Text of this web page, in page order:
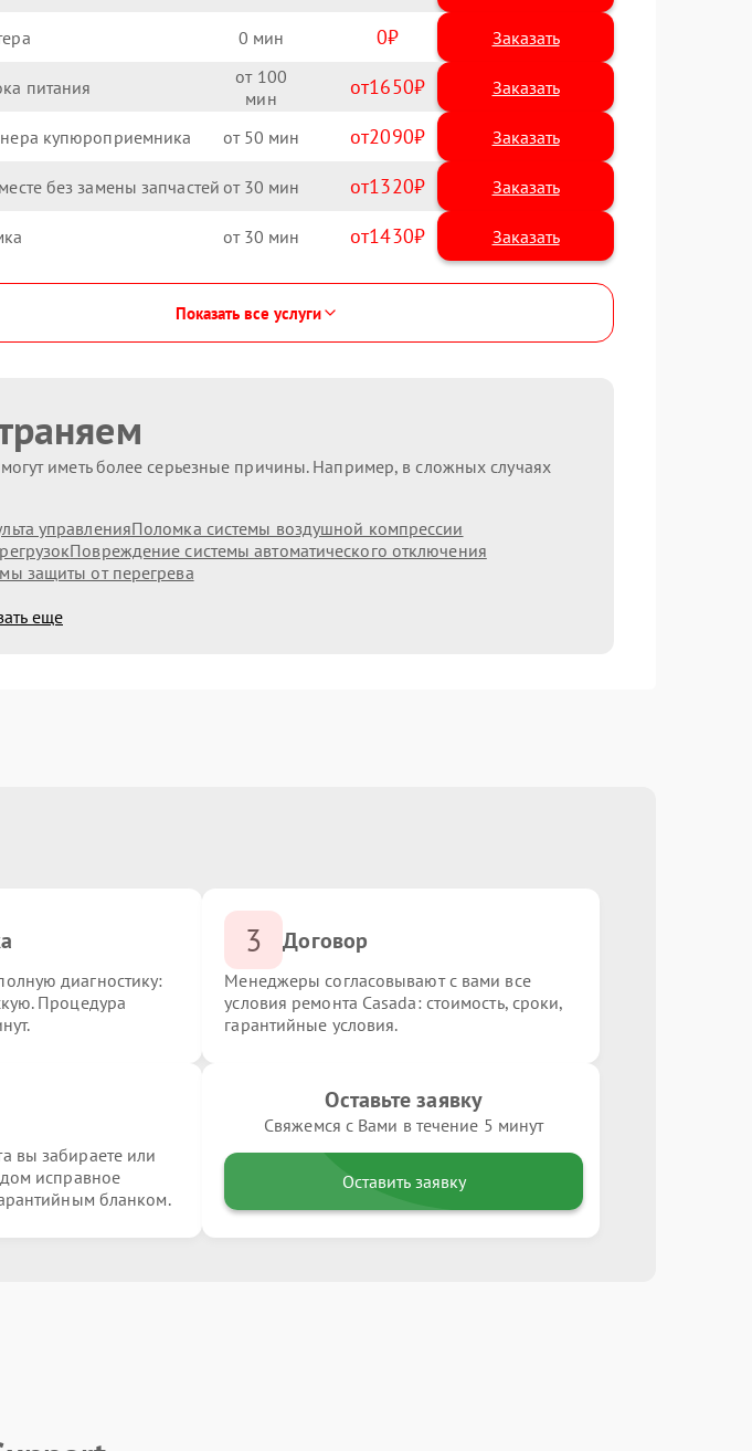
0 0 Заказать
питания 100 1650
купюроприемника 50 2090
без замены запчастей 30 1320
30 1430
Показать все услуги
иметь более серьезные причины. Например, в сложных случаях
управленияПоломка системы воздушной компрессии
Повреждение системы автоматического отключения
защиты от перегрева
еще
диагностику:
Процедура
3 Договор
Менеджеры согласовывают с вами все
условия ремонта Casada: стоимость, сроки,
гарантийные условия.
вы забираете или
дом исправное
бланком.
Оставьте заявку
Свяжемся с Вами в течение 5 минут
Оставить заявку